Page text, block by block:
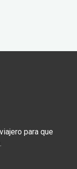
para que